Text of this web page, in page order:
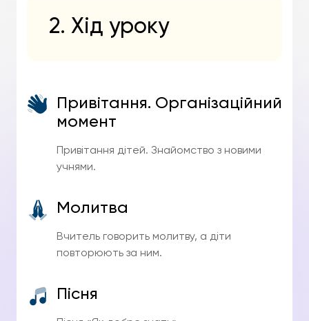
2. Хід уроку
Привітання. Організаційний
момент
Привітання дітей. Знайомство з новими
учнями.
Молитва
Вчитель говорить молитву, а діти
повторюють за ним.
Пісня